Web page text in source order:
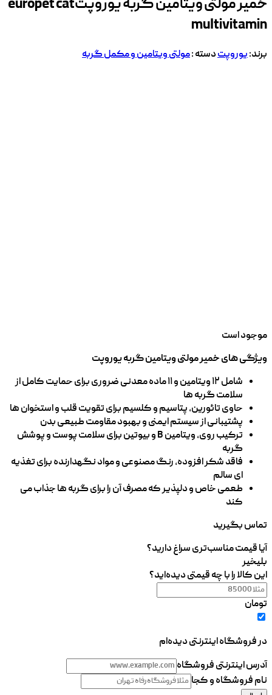
خمیر مولتی ویتامین گربه یوروپتeuropet cat
multivitamin
برند:یوروپتدسته :مولتی ویتامین و مکمل گربه
موجود است
ویژگی های خمیر مولتی ویتامین گربه یوروپت
شامل ۱۲ ویتامین و ۱۱ ماده معدنی ضروری برای حمایت کامل از
سلامت گربه‌ ها
حاوی تائورین، پتاسیم و کلسیم برای تقویت قلب و استخوان ‌ها
پشتیبانی از سیستم ایمنی و بهبود مقاومت طبیعی بدن
ترکیب روی، ویتامین B و بیوتین برای سلامت پوست و پوشش
گربه
فاقد شکر افزوده، رنگ مصنوعی و مواد نگهدارنده برای تغذیه
‌ای سالم
طعمی خاص و دلپذیر که مصرف آن را برای گربه‌ ها جذاب می
‌کند
تماس بگیرید
آیا قیمت مناسب‌تری سراغ دارید؟
بلیخیر
این کالا را با چه قیمتی دیده‌اید؟
تومان
در فروشگاه اینترنتی دیده‌ام
آدرس اینترنتی فروشگاه
نام فروشگاه و کجا